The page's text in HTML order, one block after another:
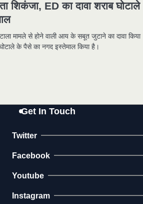
शिकंजा, ED का दावा शराब घोटाले
मामले से होने वाली आय के सबूत जुटाने का दावा किया
के पैसे का नगद इस्तेमाल किया है।
Get In Touch
Twitter
Facebook
Youtube
Instagram